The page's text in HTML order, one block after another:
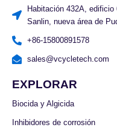
Habitación 432A,
Sanlin, nueva área de
+86-15800891578
sales@vcycletech.com
EXPLORAR
Biocida y Algicida
Inhibidores de corrosión